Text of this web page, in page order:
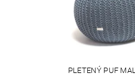
PLETENÝ PUF